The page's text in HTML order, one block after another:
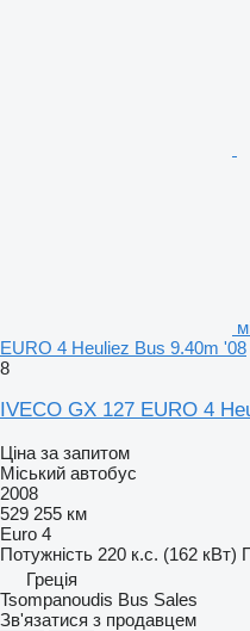
EURO 4 Heuliez Bus 9.40m '08
8
IVECO GX 127 EURO 4
Ціна за запитом
Міський автобус
2008
529 255 км
Euro 4
Потужність 220 к.с. (162 кВт)
Греція
Tsompanoudis Bus Sales
Зв'язатися з продавцем